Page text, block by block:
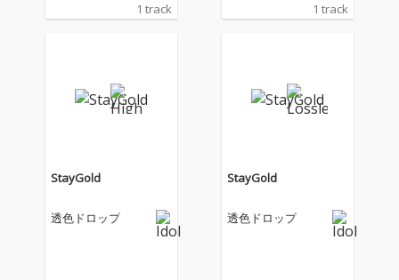
1 track 1 track
StayGold
透色ドロップ
StayGold
透色ドロップ